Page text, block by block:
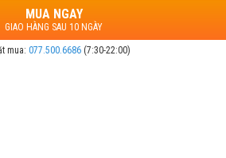
MUA NGAY
GIAO HÀNG SAU 10 NGÀY
mua: 077.500.6686(7:30-22:00)